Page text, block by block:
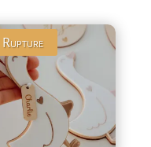
Rupture